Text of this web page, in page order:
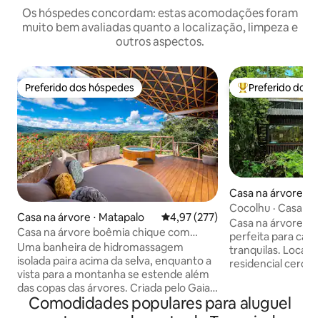
Os hóspedes concordam: estas acomodações foram
muito bem avaliadas quanto a localização, limpeza e
outros aspectos.
Preferido dos hóspedes
Preferido dos hóspedes
Casa na árvore ⋅ Matapalo 4,97 de uma avaliação média de
4,97 (277)
Casa na árvore boêmia chique com
vistas mágicas e banheira de
hidromassagem
Uma banheira de hidromassagem
isolada paira acima da selva, enquanto a
vista para a montanha se estende além
das copas das árvores. Criada pelo Gaia
Studio Costa Rica, esta casa sobre
palafitas transforma o design tropical
Entre os
Preferido dos
Casa na árvore ⋅
e Guanacaste
Cocolhu · Casa
para o mar ·
Casa na árvore
perfeita para
tranquilas. Localizada em uma área
residencial
carro ou 25
Comodidades populares para aluguel